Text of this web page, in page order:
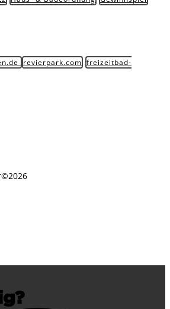
revierpark.com freizeitbad-